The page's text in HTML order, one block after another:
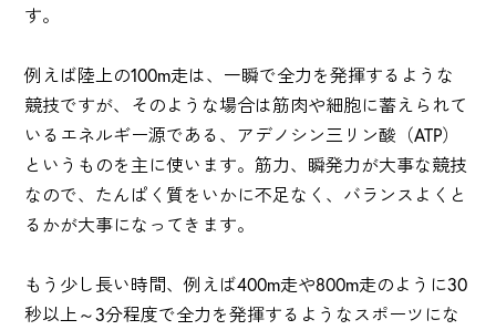
す。
例えば陸上の100m走は、一瞬で全力を発揮するような
競技ですが、そのような場合は筋肉や細胞に蓄えられて
いるエネルギー源である、アデノシン三リン酸（ATP）
というものを主に使います。筋力、瞬発力が大事な競技
なので、たんぱく質をいかに不足なく、バランスよくと
るかが大事になってきます。
もう少し長い時間、例えば400m走や800m走のように30
秒以上～3分程度で全力を発揮するようなスポーツにな